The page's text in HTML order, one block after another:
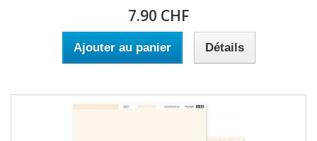
7.90 CHF
Ajouter au panier Détails